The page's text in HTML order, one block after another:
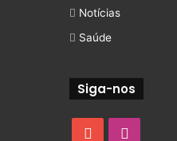
Notícias
Saúde
Siga-nos
YouTube